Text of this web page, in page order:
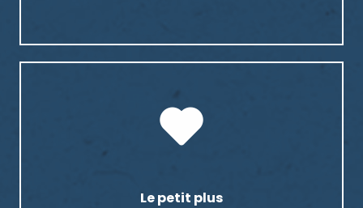
Le petit plus